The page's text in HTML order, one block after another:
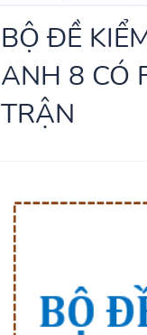
BỘ ĐỀ
ANH 8 CÓ
TRẬN